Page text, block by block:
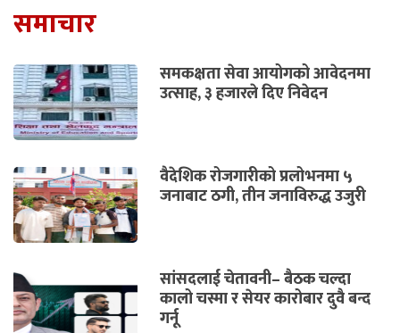
समाचार
समकक्षता सेवा आयोगको आवेदनमा
उत्साह, ३ हजारले दिए निवेदन
वैदेशिक रोजगारीको प्रलोभनमा ५
जनाबाट ठगी, तीन जनाविरुद्ध उजुरी
सांसदलाई चेतावनी– बैठक चल्दा
कालो चस्मा र सेयर कारोबार दुवै बन्द
गर्नू